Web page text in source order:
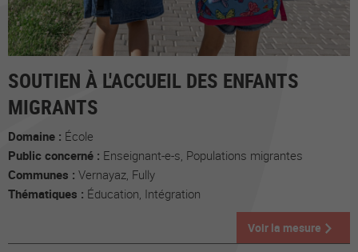
SOUTIEN À L'ACCUEIL DES ENFANTS
MIGRANTS
Domaine : École
Public concerné : Enseignant-e-s, Populations migrantes
Communes : Vernayaz, Fully
Thématiques : Éducation, Intégration
Voir la mesure